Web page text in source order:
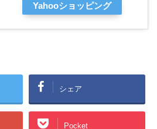
Yahooショッピング
シェア
Pocket